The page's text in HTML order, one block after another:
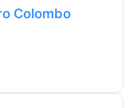
Colombo